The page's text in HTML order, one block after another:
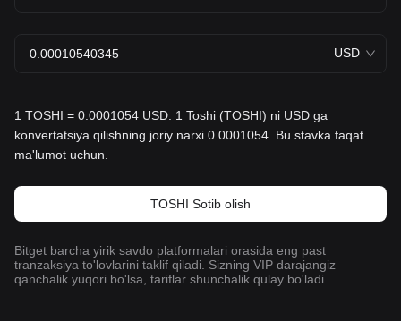
USD
1 TOSHI = 0.0001054 USD. 1 Toshi (TOSHI) ni USD ga
konvertatsiya qilishning joriy narxi 0.0001054. Bu stavka faqat
ma'lumot uchun.
TOSHI Sotib olish
Bitget barcha yirik savdo platformalari orasida eng past
tranzaksiya to'lovlarini taklif qiladi. Sizning VIP darajangiz
qanchalik yuqori bo'lsa, tariflar shunchalik qulay bo'ladi.